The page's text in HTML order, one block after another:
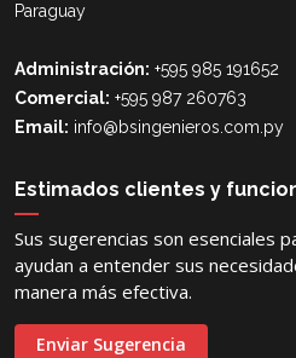
Paraguay
Administración: +595 985 191652
Comercial: +595 987 260763
Email: info@bsingenieros.com.py
Estimados clientes y
Sus sugerencias son esenciales
ayudan a entender sus
manera más efectiva.
Enviar Sugerencia